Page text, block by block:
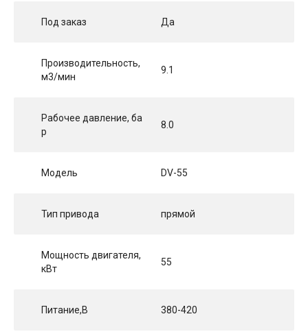
Под заказ Да
Производительность,
м3/мин
9.1
Рабочее давление, ба
р
8.0
Модель DV-55
Тип привода прямой
Мощность двигателя,
кВт
55
Питание,В 380-420